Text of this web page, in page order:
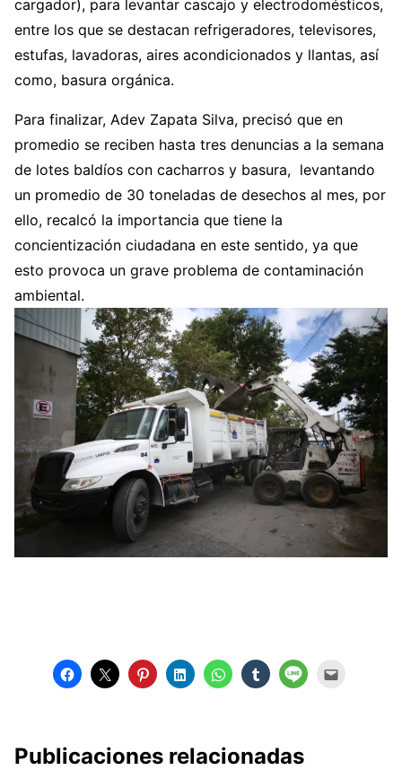
cargador), para levantar cascajo y electrodomésticos,
entre los que se destacan refrigeradores, televisores,
estufas, lavadoras, aires acondicionados y llantas, así
como, basura orgánica.
Para finalizar, Adev Zapata Silva, precisó que en
promedio se reciben hasta tres denuncias a la semana
de lotes baldíos con cacharros y basura, levantando
un promedio de 30 toneladas de desechos al mes, por
ello, recalcó la importancia que tiene la
concientización ciudadana en este sentido, ya que
esto provoca un grave problema de contaminación
ambiental.
Publicaciones relacionadas